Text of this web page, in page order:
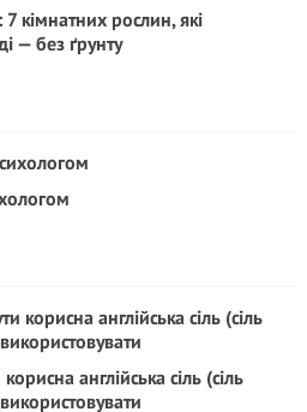
кімнатних рослин, які
— без ґрунту
англійська сіль (сіль